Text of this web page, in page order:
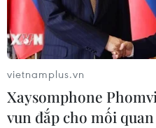
vietnamplus.vn
Xaysomphone
vun đắp cho mối